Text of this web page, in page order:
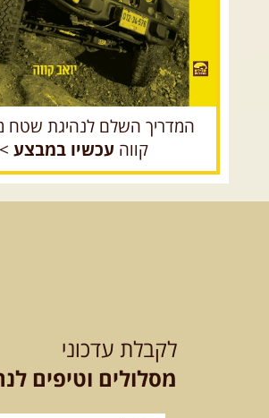
המדריך השלם לנהיגת שטח
קווה עכשיו במבצע
לקבלת עדכוני
מסלולים וטיפים